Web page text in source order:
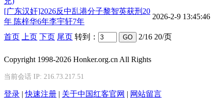
[广东汉奸]2026反中乱港分子黎智英获刑20
年 陈梓华6年李宇轩7年
2026-2-9 13:45:46
首页 上页 下页 尾页 转到： 2/16 20/页
Copyright 1998-2026 Honker.org.cn All Rights
当前会话 IP: 216.73.217.51
登录 |快速注册 | 关于中国红客官网 | 网站留言